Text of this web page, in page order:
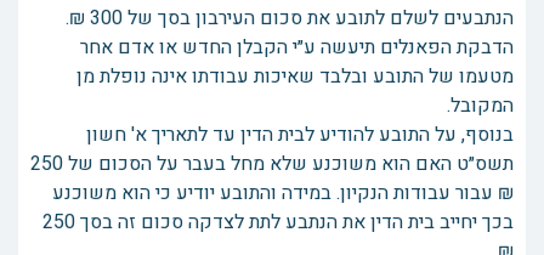
הנתבעים לשלם לתובע את סכום העירבון בסך של 300 ₪.
הדבקת הפאנלים תיעשה ע״י הקבלן החדש או אדם אחר
מטעמו של התובע ובלבד שאיכות עבודתו אינה נופלת מן
המקובל.
בנוסף, על התובע להודיע לבית הדין עד לתאריך א' חשון
תשס״ט האם הוא משוכנע שלא מחל בעבר על הסכום של 250
₪ עבור עבודות הנקיון. במידה והתובע יודיע כי הוא משוכנע
בכך יחייב בית הדין את הנתבע לתת לצדקה סכום זה בסך 250